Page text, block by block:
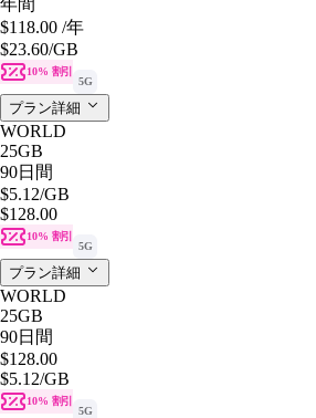
$118.00 /年
$23.60/GB
10% 割引
5G
プラン詳細
WORLD
25GB
90日間
$5.12/GB
$128.00
10% 割引
5G
プラン詳細
WORLD
25GB
90日間
$128.00
$5.12/GB
10% 割引
5G